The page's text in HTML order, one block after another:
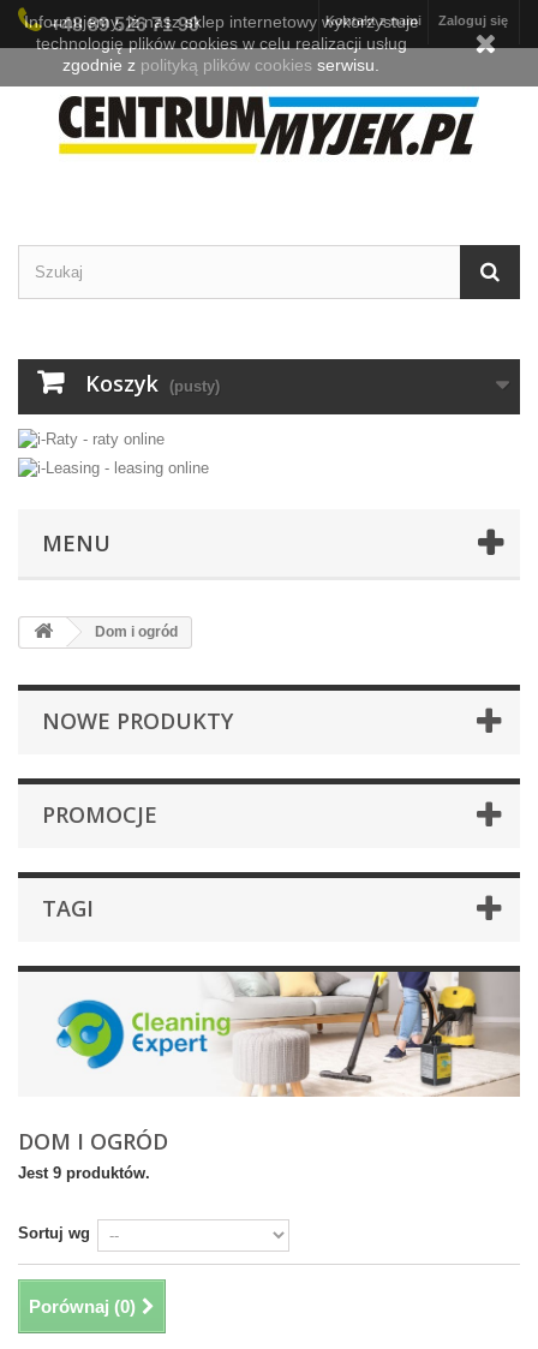
Zaloguj się
Kontakt z nami
+48 89 526 71 90
Koszyk (pusty)
MENU
Dom i ogród
NOWE PRODUKTY
PROMOCJE
TAGI
DOM I OGRÓD
Jest 9 produktów.
Sortuj wg
Porównaj (0)
Informujemy, iż nasz sklep internetowy wykorzystuje
technologię plików cookies w celu realizacji usług
zgodnie z polityką plików cookies serwisu.